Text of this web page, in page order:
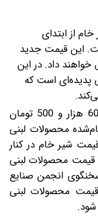
از ابتدای
و 500 تومان است. این قیمت جدید
خواهند داد. در این
است که
قیمت جدید شیر خام از اول خرداد به 60 هزار و 500 تومان
محصولات لبنی
قیمت شیر خام در کنار
قیمت محصولات لبنی
سخنگوی انجمن صنایع
قیمت محصولات لبنی
شود.